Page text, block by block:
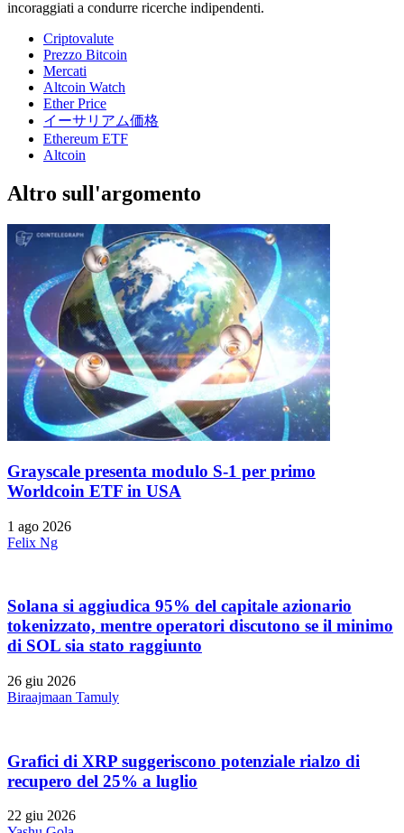
incoraggiati a condurre ricerche indipendenti.
Criptovalute
Prezzo Bitcoin
Mercati
Altcoin Watch
Ether Price
イーサリアム価格
Ethereum ETF
Altcoin
Altro sull'argomento
Grayscale presenta modulo S-1 per primo
Worldcoin ETF in USA
1 ago 2026
Felix Ng
Solana si aggiudica 95% del capitale azionario
tokenizzato, mentre operatori discutono se il minimo
di SOL sia stato raggiunto
26 giu 2026
Biraajmaan Tamuly
Grafici di XRP suggeriscono potenziale rialzo di
recupero del 25% a luglio
22 giu 2026